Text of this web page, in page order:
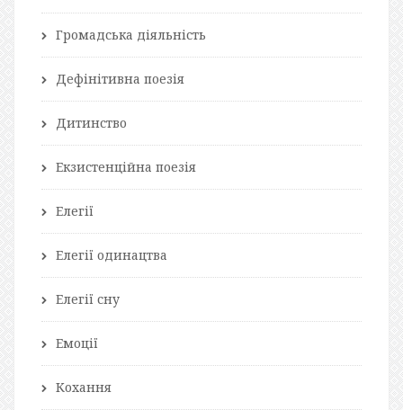
Громадська діяльність
Дефінітивна поезія
Дитинство
Екзистенційна поезія
Елегії
Елегії одинацтва
Елегії сну
Емоції
Кохання